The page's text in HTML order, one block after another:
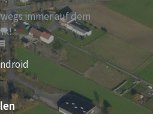
immer auf dem